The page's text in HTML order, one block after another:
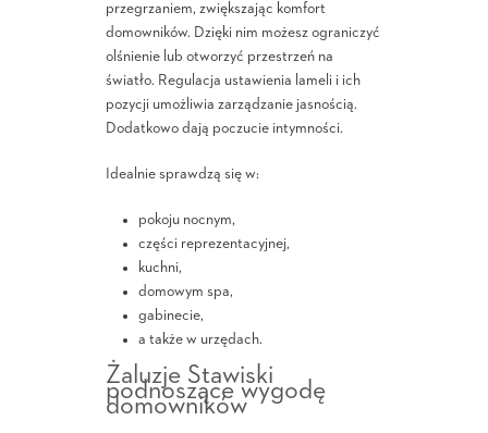
przegrzaniem, zwiększając komfort
domowników. Dzięki nim możesz ograniczyć
olśnienie lub otworzyć przestrzeń na
światło. Regulacja ustawienia lameli i ich
pozycji umożliwia zarządzanie jasnością.
Dodatkowo dają poczucie intymności.
Idealnie sprawdzą się w:
pokoju nocnym,
części reprezentacyjnej,
kuchni,
domowym spa,
gabinecie,
a także w urzędach.
Żaluzje Stawiski
podnoszące wygodę
domowników